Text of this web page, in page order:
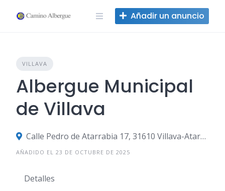
Añadir un anuncio
VILLAVA
Albergue Municipal
de Villava
Calle Pedro de Atarrabia 17, 31610 Villava-Atarrabia, Navarra, España
AÑADIDO EL 23 DE OCTUBRE DE 2025
Detalles